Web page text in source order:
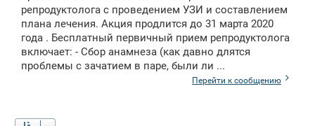
репродуктолога с проведением УЗИ и составлением
плана лечения. Акция продлится до 31 марта 2020
года . Бесплатный первичный прием репродуктолога
включает: - Сбор анамнеза (как давно длятся
проблемы с зачатием в паре, были ли ...
Перейти к сообщению